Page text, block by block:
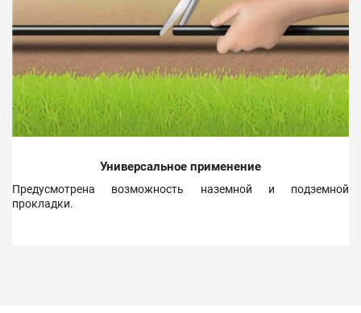
Универсальное применение
Предусмотрена возможность наземной и подземной
прокладки.